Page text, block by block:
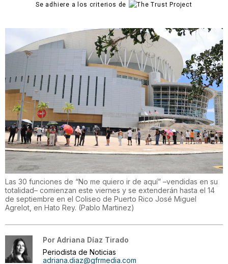
Se adhiere a los criterios de
Las 30 funciones de “No me quiero ir de aquí” –vendidas en su
totalidad– comienzan este viernes y se extenderán hasta el 14
de septiembre en el Coliseo de Puerto Rico José Miguel
Agrelot, en Hato Rey. (Pablo Martinez)
Por Adriana Díaz Tirado
Periodista de Noticias
adriana.diaz@gfrmedia.com